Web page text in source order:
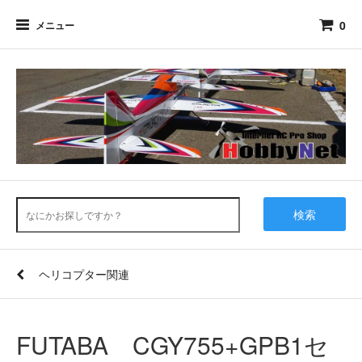
メニュー 0
検索
ヘリコプター関連
FUTABA CGY755+GPB1セ